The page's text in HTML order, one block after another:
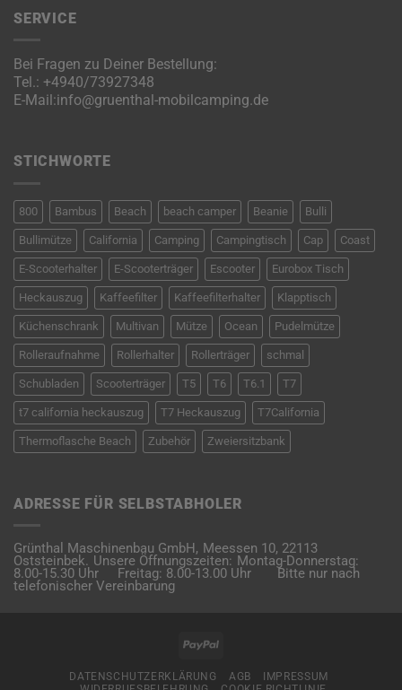
SERVICE
Bei Fragen zu Deiner Bestellung:
Tel.: +4940/73927348
E-Mail:info@gruenthal-mobilcamping.de
STICHWORTE
800 Bambus Beach beach camper Beanie Bulli
Bullimütze California Camping Campingtisch Cap Coast
E-Scooterhalter E-Scooterträger Escooter Eurobox Tisch
Heckauszug Kaffeefilter Kaffeefilterhalter Klapptisch
Küchenschrank Multivan Mütze Ocean Pudelmütze
Rolleraufnahme Rollerhalter Rollerträger schmal
Schubladen Scooterträger T5 T6 T6.1 T7
t7 california heckauszug T7 Heckauszug T7California
Thermoflasche Beach Zubehör Zweiersitzbank
ADRESSE FÜR SELBSTABHOLER
Grünthal Maschinenbau GmbH, Meessen 10, 22113
Oststeinbek. Unsere Öffnungszeiten: Montag-Donnerstag:
8.00-15.30 Uhr Freitag: 8.00-13.00 Uhr Bitte nur nach
telefonischer Vereinbarung
PayPal
DATENSCHUTZERKLÄRUNG AGB
IMPRESSUM